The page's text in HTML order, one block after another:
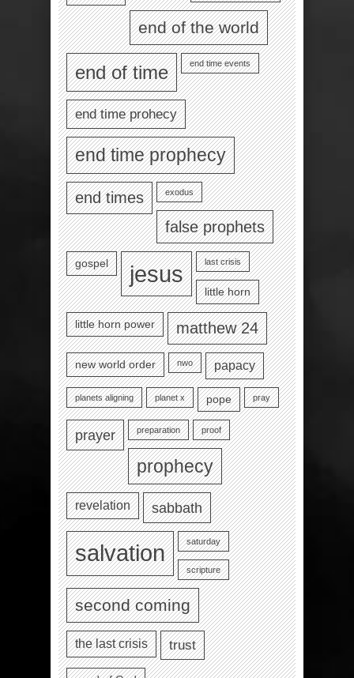
end of the world
end of time end time events
end time prohecy
end time prophecy
end times exodus
false prophets
gospel jesus last crisis
little horn
little horn power matthew 24
new world order nwo papacy
planets aligning planet x pope pray
prayer preparation proof
prophecy
revelation sabbath
salvation saturday
scripture
second coming
the last crisis trust